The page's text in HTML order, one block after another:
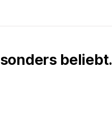
beliebt.